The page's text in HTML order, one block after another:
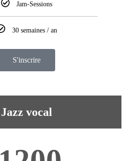
Jam-Sessions
30 semaines / an
S'inscrire
Jazz vocal